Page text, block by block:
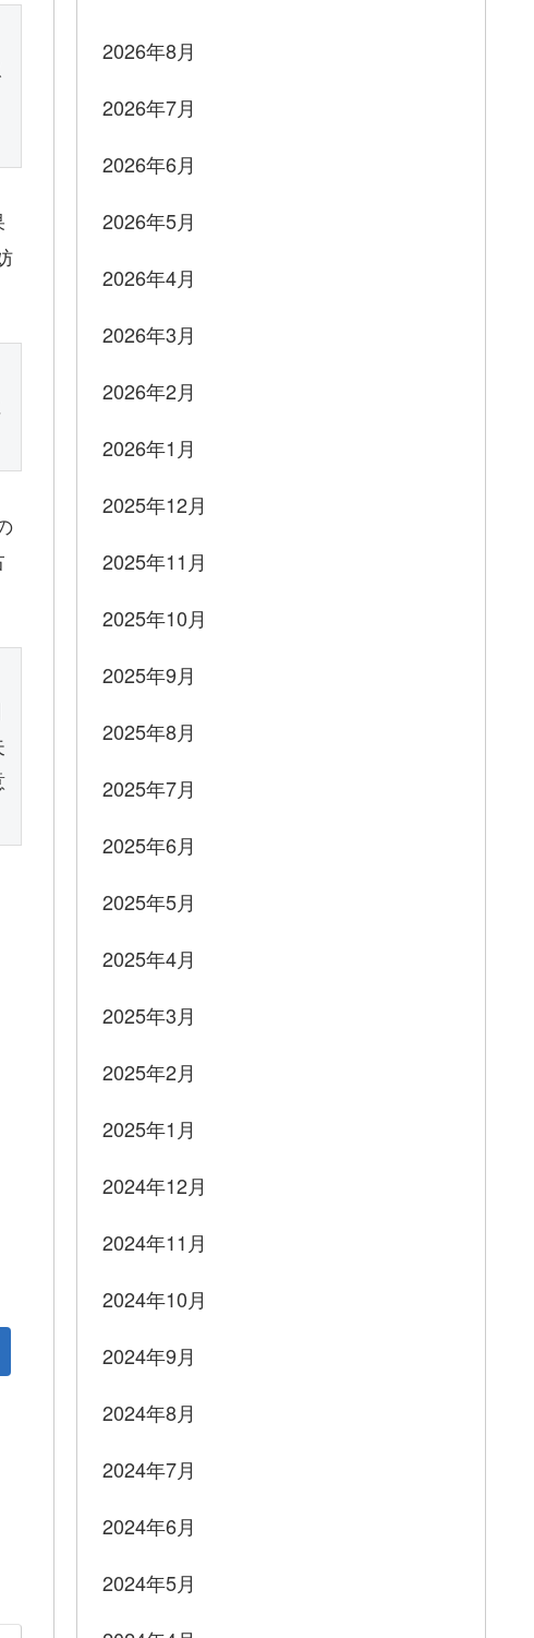
2026年8月
2026年7月
2026年6月
2026年5月
2026年4月
2026年3月
2026年2月
2026年1月
2025年12月
2025年11月
2025年10月
2025年9月
2025年8月
2025年7月
2025年6月
2025年5月
2025年4月
2025年3月
2025年2月
2025年1月
2024年12月
2024年11月
2024年10月
2024年9月
2024年8月
2024年7月
2024年6月
2024年5月